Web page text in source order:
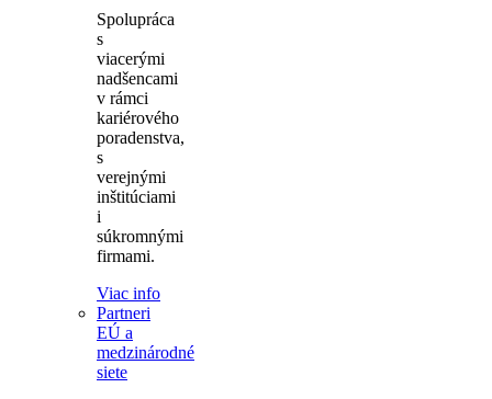
Spolupráca
s
viacerými
nadšencami
v rámci
kariérového
poradenstva,
s
verejnými
inštitúciami
i
súkromnými
firmami.
Viac info
Partneri
EÚ a
medzinárodné
siete